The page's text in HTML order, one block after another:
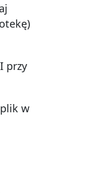
przy
w